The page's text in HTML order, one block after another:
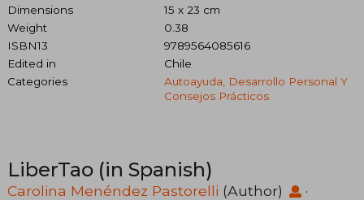
Dimensions
15 x 23 cm
Weight
0.38
ISBN13
9789564085616
Edited in
Chile
Categories
Autoayuda, Desarrollo Personal Y
Consejos Prácticos
LiberTao (in Spanish)
Carolina Menéndez Pastorelli (Author)
·